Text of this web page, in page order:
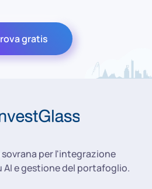
gratis
per l'integrazione
AI e gestione del portafoglio.